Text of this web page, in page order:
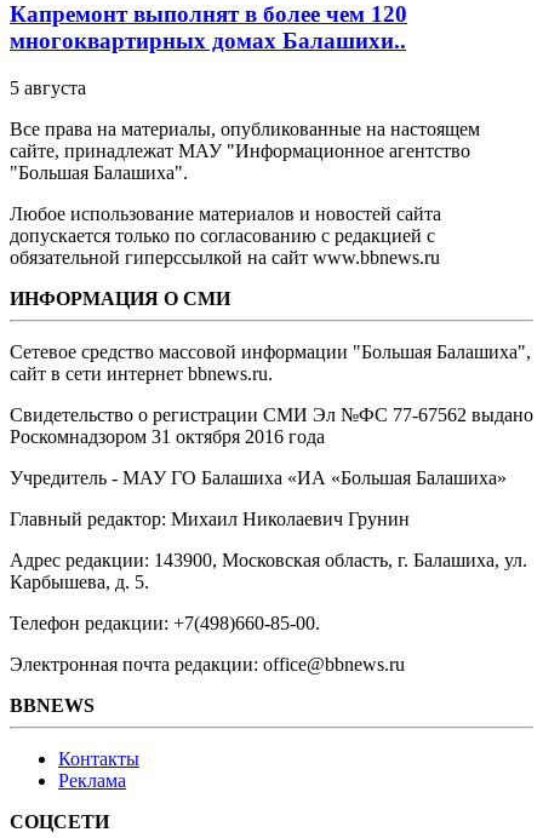
Капремонт выполнят в более чем 120
многоквартирных домах Балашихи..
5 августа
Все права на материалы, опубликованные на настоящем
сайте, принадлежат МАУ "Информационное агентство
"Большая Балашиха".
Любое использование материалов и новостей сайта
допускается только по согласованию с редакцией с
обязательной гиперссылкой на сайт www.bbnews.ru
ИНФОРМАЦИЯ О СМИ
Сетевое средство массовой информации "Большая Балашиха",
сайт в сети интернет bbnews.ru.
Свидетельство о регистрации СМИ Эл №ФС ‎77-67562 выдано
Роскомнадзором 31 октября 2016 года
Учредитель - МАУ ГО Балашиха «ИА «Большая Балашиха»
Главный редактор: Михаил Николаевич Грунин
Адрес редакции: 143900, Московская область, г. Балашиха, ул.
Карбышева, д. 5.
Телефон редакции: +7(498)660-85-00.
Электронная почта редакции: office@bbnews.ru
BBNEWS
Контакты
Реклама
СОЦСЕТИ